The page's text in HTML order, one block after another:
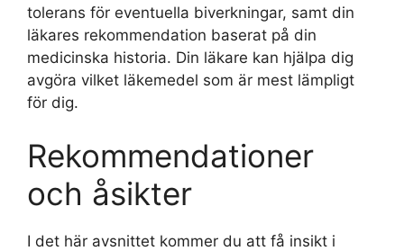
tolerans för eventuella biverkningar, samt din
läkares rekommendation baserat på din
medicinska historia. Din läkare kan hjälpa dig
avgöra vilket läkemedel som är mest lämpligt
för dig.
Rekommendationer
och åsikter
I det här avsnittet kommer du att få insikt i